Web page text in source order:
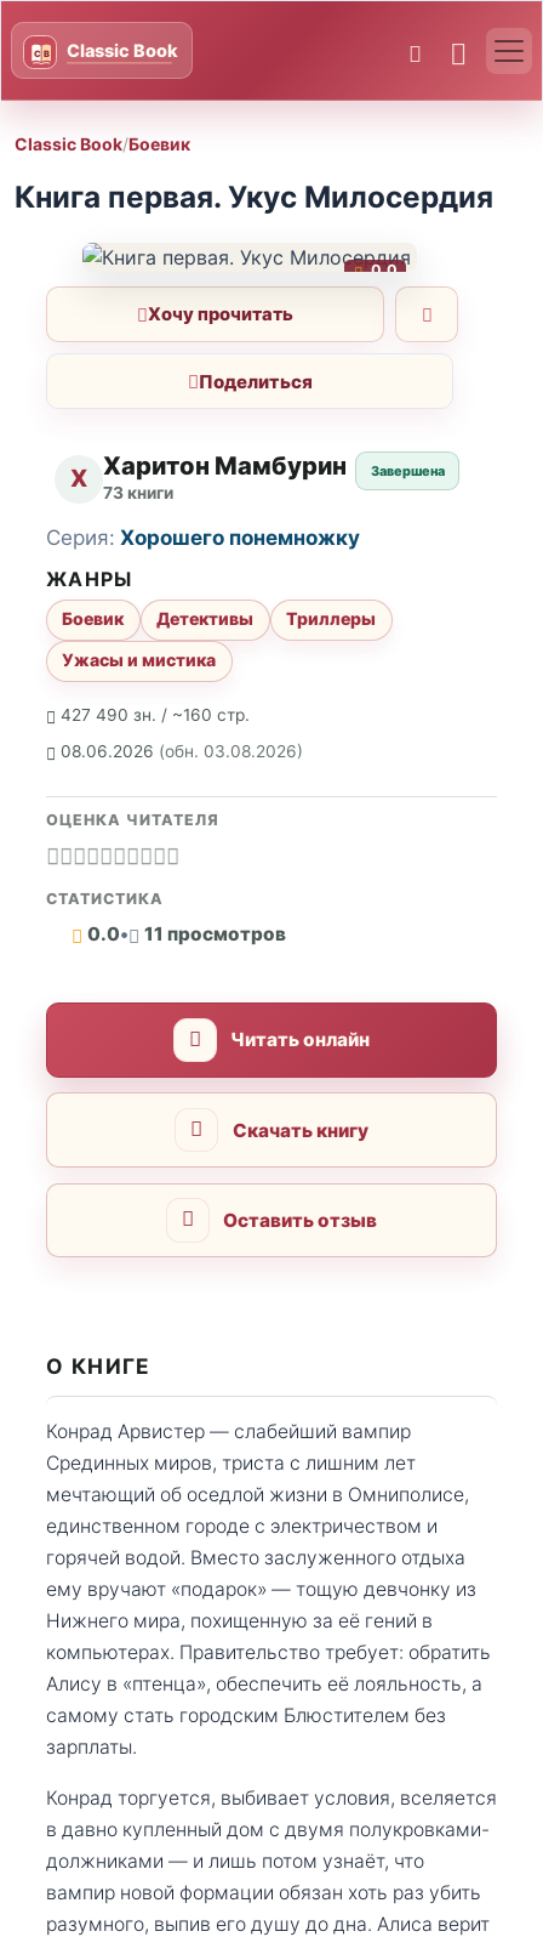
Classic Book/Боевик
Книга первая. Укус Милосердия
0.0
Хочу прочитать
Поделиться
Х Харитон Мамбурин
73 книги
Завершена
427 490 зн. / ~160 стр.
08.06.2026 (обн. 03.08.2026)
Серия: Хорошего понемножку
ЖАНРЫ
Боевик Детективы
Триллеры
Ужасы и мистика
ОЦЕНКА ЧИТАТЕЛЯ
СТАТИСТИКА
0.0• 11 просмотров
Читать онлайн
Скачать книгу
Оставить отзыв
О КНИГЕ
Конрад Арвистер — слабейший вампир
Срединных миров, триста с лишним лет
мечтающий об оседлой жизни в Омниполисе,
единственном городе с электричеством и
горячей водой. Вместо заслуженного отдыха
ему вручают «подарок» — тощую девчонку из
Нижнего мира, похищенную за её гений в
компьютерах. Правительство требует: обратить
Алису в «птенца», обеспечить её лояльность, а
самому стать городским Блюстителем без
зарплаты.
Конрад торгуется, выбивает условия, вселяется
в давно купленный дом с двумя полукровками-
должниками — и лишь потом узнаёт, что
вампир новой формации обязан хоть раз убить
разумного, выпив его душу до дна. Алиса верит